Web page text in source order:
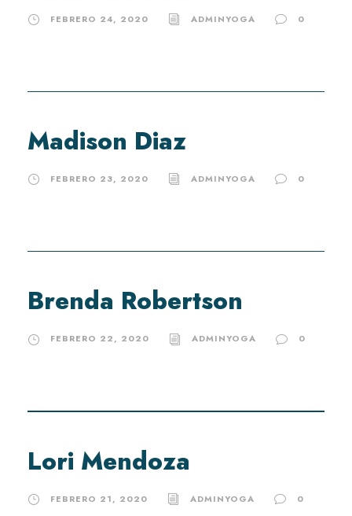
FEBRERO 24, 2020 ADMINYOGA 0
Madison Diaz
FEBRERO 23, 2020 ADMINYOGA 0
Brenda Robertson
FEBRERO 22, 2020 ADMINYOGA 0
Lori Mendoza
FEBRERO 21, 2020 ADMINYOGA 0